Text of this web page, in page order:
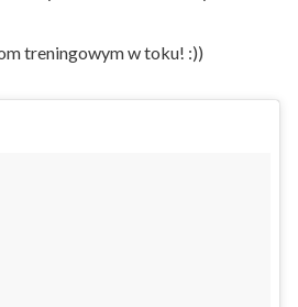
treningowym w toku! :))